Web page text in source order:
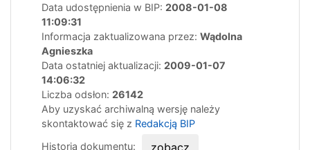
Data udostępnienia w BIP: 2008-01-08
11:09:31
Informacja zaktualizowana przez: Wądolna
Agnieszka
Data ostatniej aktualizacji: 2009-01-07
14:06:32
Liczba odsłon: 26142
Aby uzyskać archiwalną wersję należy
skontaktować się z Redakcją BIP
Historia dokumentu:
zobacz